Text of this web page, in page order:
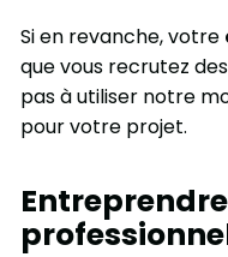
Si en revanche, votre
que vous recrutez des
pas à utiliser notre
pour votre projet.